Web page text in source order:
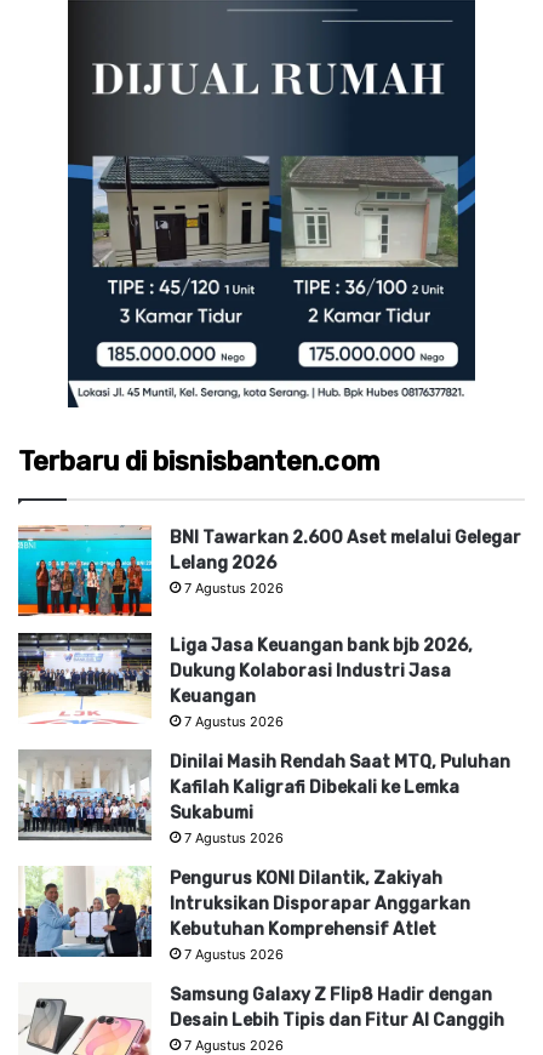
Terbaru di bisnisbanten.com
BNI Tawarkan 2.600 Aset melalui Gelegar
Lelang 2026
7 Agustus 2026
Liga Jasa Keuangan bank bjb 2026,
Dukung Kolaborasi Industri Jasa
Keuangan
7 Agustus 2026
Dinilai Masih Rendah Saat MTQ, Puluhan
Kafilah Kaligrafi Dibekali ke Lemka
Sukabumi
7 Agustus 2026
Pengurus KONI Dilantik, Zakiyah
Intruksikan Disporapar Anggarkan
Kebutuhan Komprehensif Atlet
7 Agustus 2026
Samsung Galaxy Z Flip8 Hadir dengan
Desain Lebih Tipis dan Fitur AI Canggih
7 Agustus 2026